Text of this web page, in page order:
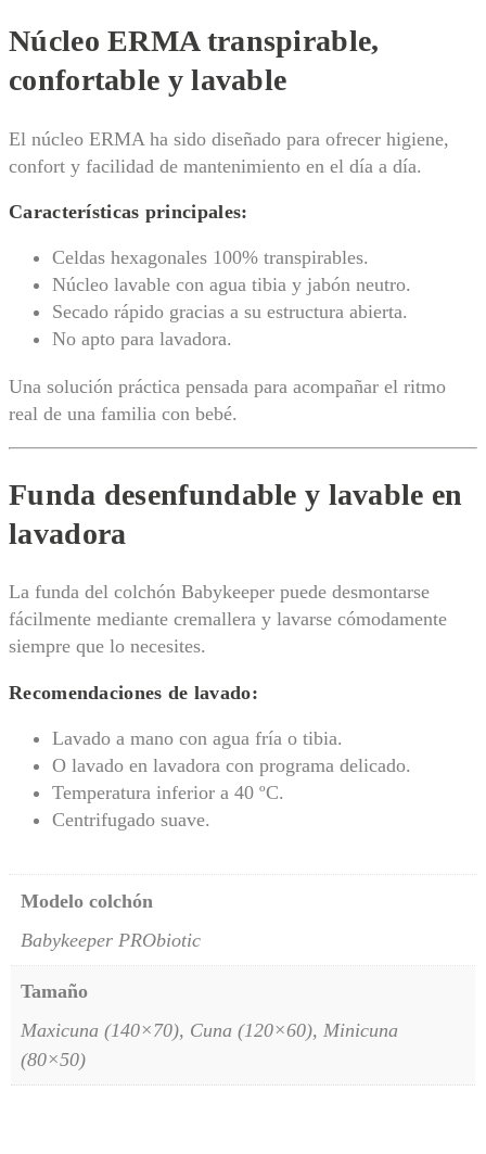
Núcleo ERMA transpirable,
confortable y lavable
El núcleo ERMA ha sido diseñado para ofrecer higiene,
confort y facilidad de mantenimiento en el día a día.
Características principales:
Celdas hexagonales 100% transpirables.
Núcleo lavable con agua tibia y jabón neutro.
Secado rápido gracias a su estructura abierta.
No apto para lavadora.
Una solución práctica pensada para acompañar el ritmo
real de una familia con bebé.
Funda desenfundable y lavable en
lavadora
La funda del colchón Babykeeper puede desmontarse
fácilmente mediante cremallera y lavarse cómodamente
siempre que lo necesites.
Recomendaciones de lavado:
Lavado a mano con agua fría o tibia.
O lavado en lavadora con programa delicado.
Temperatura inferior a 40 ºC.
Centrifugado suave.
Modelo colchón
Babykeeper PRObiotic
Tamaño
Maxicuna (140×70), Cuna (120×60), Minicuna
(80×50)